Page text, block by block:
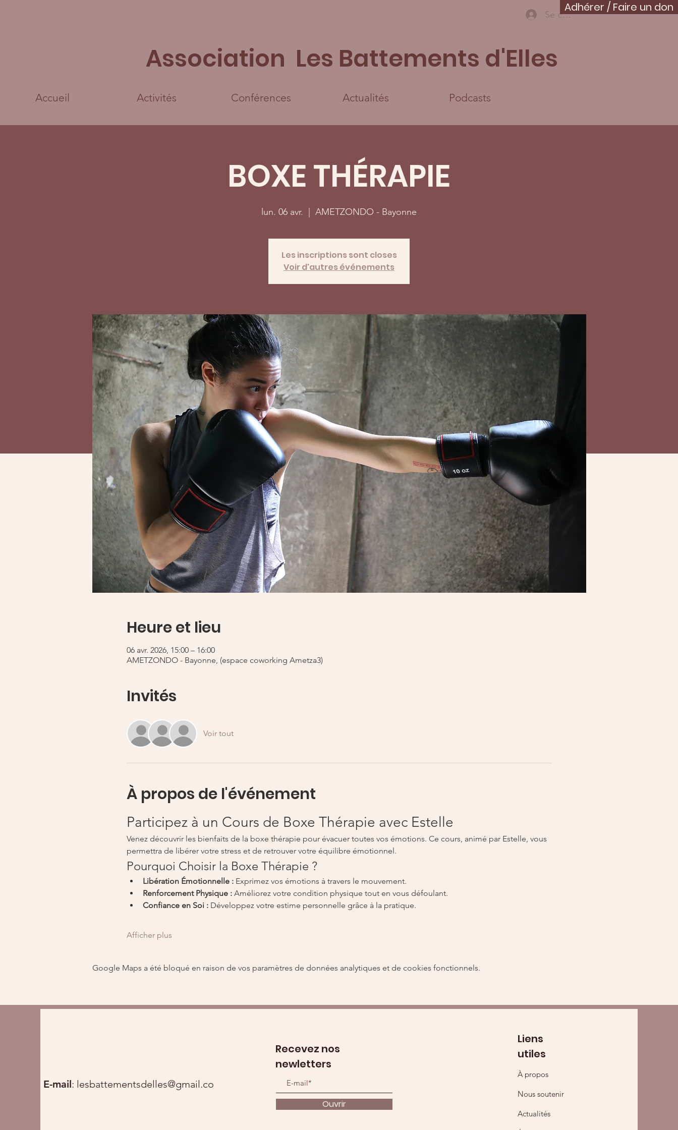
Adhérer / Faire un don
Se connecter
Association Les Battements d'Elles
Accueil Activités Conférences Actualités Podcasts
BOXE THÉRAPIE
lun. 06 avr. AMETZONDO - Bayonne
Les inscriptions sont closes
Voir d'autres événements
Heure et lieu
06 avr. 2026, 15:00 – 16:00
AMETZONDO - Bayonne, (espace coworking Ametza3)
Invités
Voir tout
À propos de l'événement
Participez à un Cours de Boxe Thérapie avec Estelle
Venez découvrir les bienfaits de la boxe thérapie pour évacuer toutes vos émotions. Ce cours, animé par Estelle, vous
permettra de libérer votre stress et de retrouver votre équilibre émotionnel.
Pourquoi Choisir la Boxe Thérapie ?
Libération Émotionnelle : Exprimez vos émotions à travers le mouvement.
Renforcement Physique : Améliorez votre condition physique tout en vous défoulant.
Confiance en Soi : Développez votre estime personnelle grâce à la pratique.
Afficher plus
Google Maps a été bloqué en raison de vos paramètres de données analytiques et de cookies fonctionnels.
E-mail: lesbattementsdelles@gmail.com
Liens
utiles
À propos
Nous soutenir
Actualités
Recevez nos
newletters
Ouvrir